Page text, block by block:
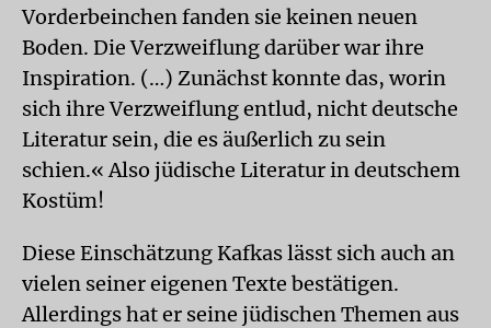
Vorderbeinchen fanden sie keinen neuen
Boden. Die Verzweiflung darüber war ihre
Inspiration. (…) Zunächst konnte das, worin
sich ihre Verzweiflung entlud, nicht deutsche
Literatur sein, die es äußerlich zu sein
schien.« Also jüdische Literatur in deutschem
Kostüm!
Diese Einschätzung Kafkas lässt sich auch an
vielen seiner eigenen Texte bestätigen.
Allerdings hat er seine jüdischen Themen aus